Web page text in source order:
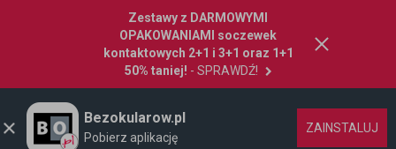
Zestawy z DARMOWYMI
OPAKOWANIAMI soczewek
kontaktowych 2+1 i 3+1 oraz 1+1
50% taniej! - SPRAWDŹ!
Bezokularow.pl
Pobierz aplikację
ZAINSTALUJ